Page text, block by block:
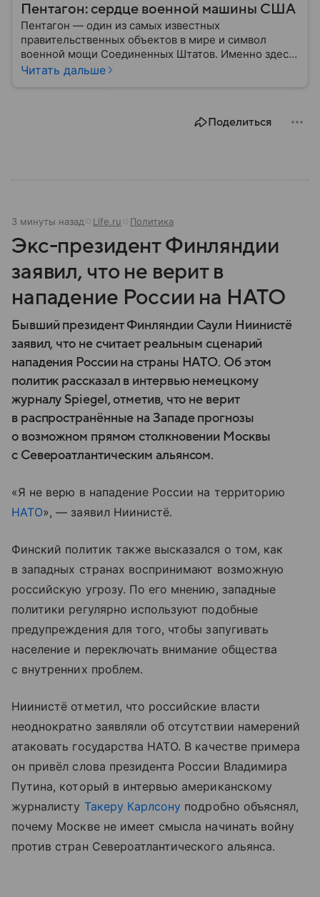
Пентагон: сердце военной машины США
Пентагон — один из самых известных
правительственных объектов в мире и символ
военной мощи Соединенных Штатов. Именно здесь
располагается штаб-квартира Министерства
Читать дальше
Поделиться
3 минуты назад Life.ru Политика
Экс-президент Финляндии
заявил, что не верит в
нападение России на НАТО
Бывший президент Финляндии Саули Ниинистё
заявил, что не считает реальным сценарий
нападения России на страны НАТО. Об этом
политик рассказал в интервью немецкому
журналу Spiegel, отметив, что не верит
в распространённые на Западе прогнозы
о возможном прямом столкновении Москвы
с Североатлантическим альянсом.
«Я не верю в нападение России на территорию
НАТО», — заявил Ниинистё.
Финский политик также высказался о том, как
в западных странах воспринимают возможную
российскую угрозу. По его мнению, западные
политики регулярно используют подобные
предупреждения для того, чтобы запугивать
население и переключать внимание общества
с внутренних проблем.
Ниинистё отметил, что российские власти
неоднократно заявляли об отсутствии намерений
атаковать государства НАТО. В качестве примера
он привёл слова президента России Владимира
Путина, который в интервью американскому
журналисту Такеру Карлсону подробно объяснял,
почему Москве не имеет смысла начинать войну
против стран Североатлантического альянса.